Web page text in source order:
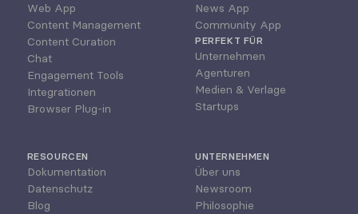
Web App
Content Management
Content Curation
Chat
Engagement Tools
Integrationen
Browser Plug-in
News App
Community App
PERFEKT FÜR
Unternehmen
Agenturen
Medien & Verlage
Startups
RESOURCEN
Dokumentation
Datenschutz
Blog
UNTERNEHMEN
Über uns
Newsroom
Philosophie